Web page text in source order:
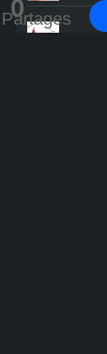
0
Partages